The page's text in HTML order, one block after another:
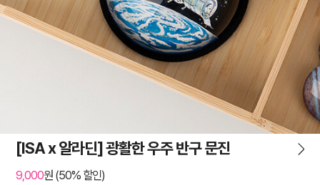
[ISA x 알라딘] 광활한 우주 반구 문진
9,000원 (50% 할인)